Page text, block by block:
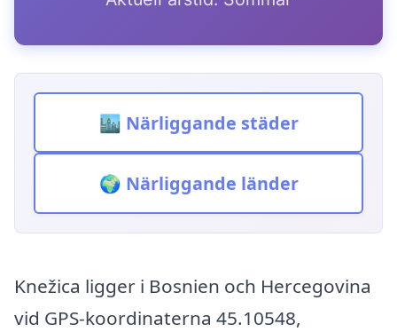
🏙️ Närliggande städer
🌍 Närliggande länder
Knežica ligger i Bosnien och Hercegovina
vid GPS-koordinaterna 45.10548,